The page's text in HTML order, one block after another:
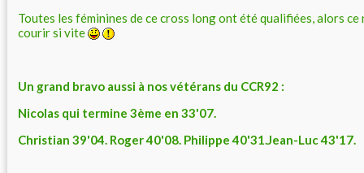
Toutes les féminines de ce cross long ont été qualifiées, alors ce
courir si vite
Un grand bravo aussi à nos vétérans du CCR92 :
Nicolas qui termine 3ème en 33'07.
Christian 39'04. Roger 40'08. Philippe 40'31.Jean-Luc 43'17.